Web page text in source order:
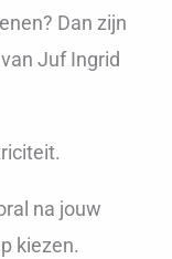
Dan zijn
Juf Ingrid
na jouw
kiezen.